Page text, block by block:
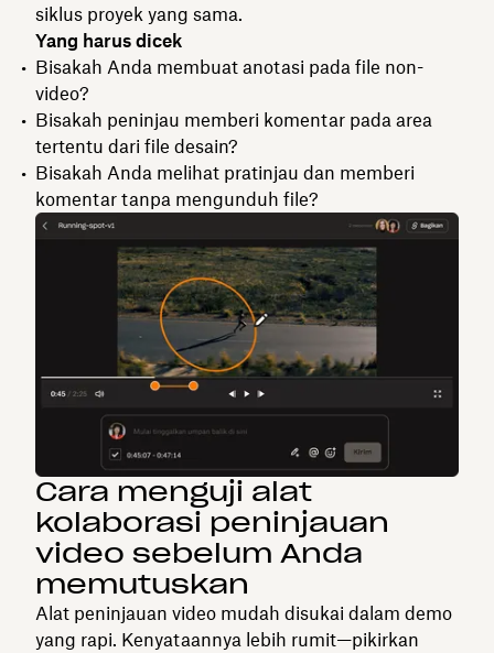
siklus proyek yang sama.
Yang harus dicek
Bisakah Anda membuat anotasi pada file non-
video?
Bisakah peninjau memberi komentar pada area
tertentu dari file desain?
Bisakah Anda melihat pratinjau dan memberi
komentar tanpa mengunduh file?
Cara menguji alat
kolaborasi peninjauan
video sebelum Anda
memutuskan
Alat peninjauan video mudah disukai dalam demo
yang rapi. Kenyataannya lebih rumit—pikirkan